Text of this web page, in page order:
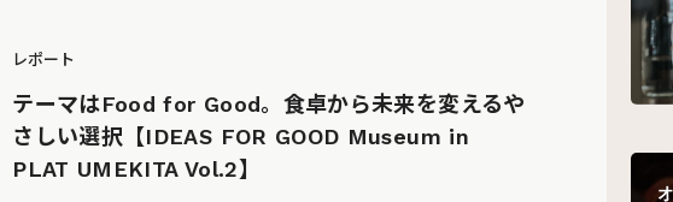
レポート
テーマはFood for Good。食卓から未来を変えるや
さしい選択【IDEAS FOR GOOD Museum in
PLAT UMEKITA Vol.2】